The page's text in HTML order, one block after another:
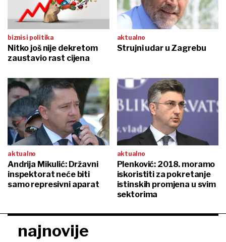
biznis i politika
Nitko još nije dekretom
zaustavio rast cijena
aktualno
Strujni udar u Zagrebu
aktualno
Andrija Mikulić: Državni
inspektorat neće biti
samo represivni aparat
aktualno
Plenković: 2018. moramo
iskoristiti za pokretanje
istinskih promjena u svim
sektorima
najnovije